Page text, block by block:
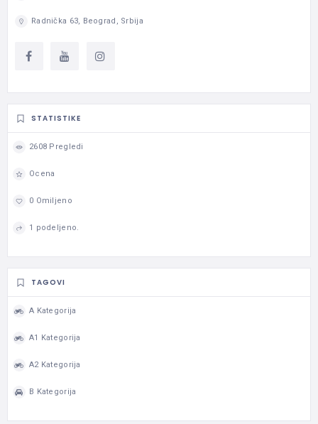
Radnička 63, Beograd, Srbija
STATISTIKE
2608 Pregledi
Ocena
0 Omiljeno
1 podeljeno.
TAGOVI
A Kategorija
A1 Kategorija
A2 Kategorija
B Kategorija